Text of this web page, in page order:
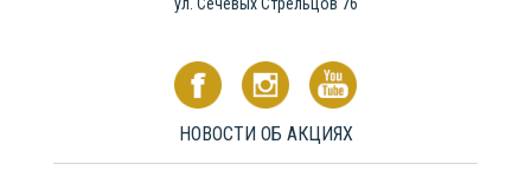
НОВОСТИ ОБ АКЦИЯХ